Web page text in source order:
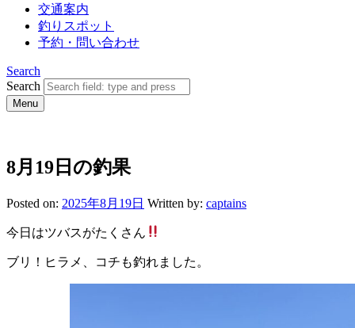
交通案内
釣りスポット
予約・問い合わせ
Search
Search
Menu
8月19日の釣果
Posted on: 2025年8月19日 Written by: captains
今日はツバスがたくさん
ブリ！ヒラメ、コチも釣れました。